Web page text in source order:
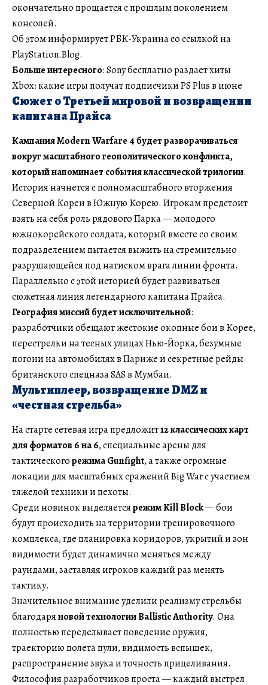
окончательно прощается с прошлым поколением
консолей.
Об этом информирует РБК-Украина со ссылкой на
PlayStation.Blog.
Больше интересного: Sony бесплатно раздает хиты
Xbox: какие игры получат подписчики PS Plus в июне
Сюжет о Третьей мировой и возвращении
капитана Прайса
Кампания Modern Warfare 4 будет разворачиваться
вокруг масштабного геополитического конфликта,
который напоминает события классической трилогии.
История начнется с полномасштабного вторжения
Северной Кореи в Южную Корею. Игрокам предстоит
взять на себя роль рядового Парка — молодого
южнокорейского солдата, который вместе со своим
подразделением пытается выжить на стремительно
разрушающейся под натиском врага линии фронта.
Параллельно с этой историей будет развиваться
сюжетная линия легендарного капитана Прайса.
География миссий будет исключительной:
разработчики обещают жестокие окопные бои в Корее,
перестрелки на тесных улицах Нью-Йорка, безумные
погони на автомобилях в Париже и секретные рейды
британского спецназа SAS в Мумбаи.
Мультиплеер, возвращение DMZ и
«честная стрельба»
На старте сетевая игра предложит12 классических карт
для форматов 6 на 6, специальные арены для
тактическогорежима Gunfight, а также огромные
локации для масштабных сражений Big War с участием
тяжелой техники и пехоты.
Среди новинок выделяетсярежим Kill Block— бои
будут происходить на территории тренировочного
комплекса, где планировка коридоров, укрытий и зон
видимости будет динамично меняться между
раундами, заставляя игроков каждый раз менять
тактику.
Значительное внимание уделили реализму стрельбы
благодаряновой технологии Ballistic Authority. Она
полностью переделывает поведение оружия,
траекторию полета пули, видимость вспышек,
распространение звука и точность прицеливания.
Философия разработчиков проста — каждый выстрел